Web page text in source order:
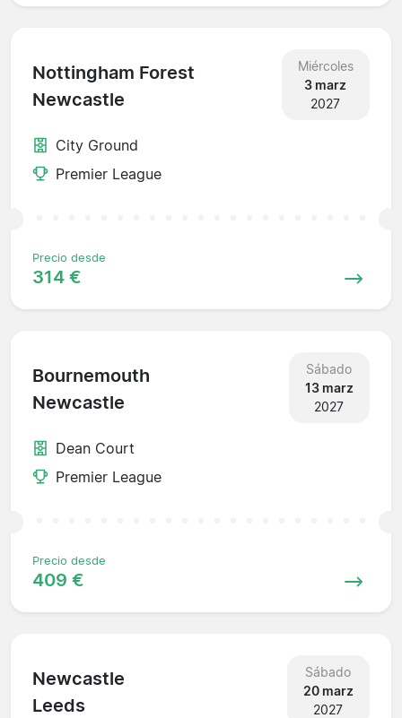
Nottingham Forest
Newcastle
Miércoles
3 marz
2027
City Ground
Premier League
Precio desde
314 €
Bournemouth
Newcastle
Sábado
13 marz
2027
Dean Court
Premier League
Precio desde
409 €
Newcastle
Leeds
Sábado
20 marz
2027